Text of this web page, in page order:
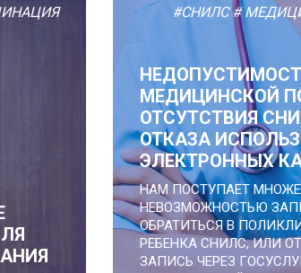
#СНИЛС #
МЕДИЦИНСКОЙ
ОТСУТСТВИЯ
ОТКАЗА
ЭЛЕКТРОННЫХ
НАМ ПОСТУПАЕТ
НЕВОЗМОЖНОСТЬЮ
ОБРАТИТЬСЯ В
РЕБЕНКА СНИЛС, ИЛИ
ЗАПИСЬ ЧЕРЕЗ